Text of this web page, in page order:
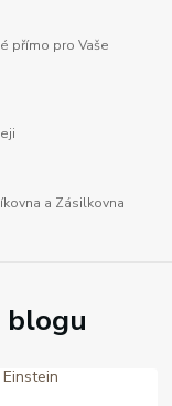
přímo pro Vaše
a Zásilkovna
blogu